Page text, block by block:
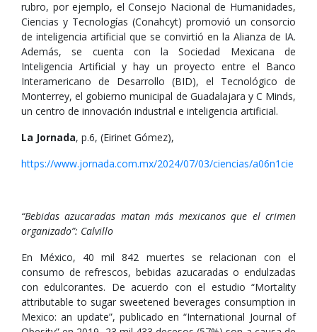
rubro, por ejemplo, el Consejo Nacional de Humanidades,
Ciencias y Tecnologías (Conahcyt) promovió un consorcio
de inteligencia artificial que se convirtió en la Alianza de IA.
Además, se cuenta con la Sociedad Mexicana de
Inteligencia Artificial y hay un proyecto entre el Banco
Interamericano de Desarrollo (BID), el Tecnológico de
Monterrey, el gobierno municipal de Guadalajara y C Minds,
un centro de innovación industrial e inteligencia artificial.
La Jornada, p.6, (Eirinet Gómez),
https://www.jornada.com.mx/2024/07/03/ciencias/a06n1cie
“Bebidas azucaradas matan más mexicanos que el crimen
organizado”: Calvillo
En México, 40 mil 842 muertes se relacionan con el
consumo de refrescos, bebidas azucaradas o endulzadas
con edulcorantes. De acuerdo con el estudio “Mortality
attributable to sugar sweetened beverages consumption in
Mexico: an update”, publicado en “International Journal of